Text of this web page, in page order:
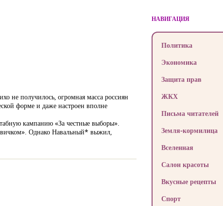
не получилось, огромная масса россиян
форме и даже настроен вполне
кампанию «За честные выборы».
Однако Навальный* выжил,
НАВИГАЦИЯ
Политика
Экономика
Защита прав
ЖКХ
Письма читателей
Земля-кормилица
Вселенная
Салон красоты
Вкусные рецепты
Спорт